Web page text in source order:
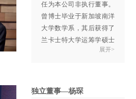
周先生毕业于同济大学路
桥隧道建设专业。彼为一
名高级工程师。
深会员。唐教授热心参与
香港公共服务，现时为香
港廉政公署社区关系市民
咨询委员会主席。自2012
年起担任中国人民政治协
专业管理学会咨询顾问委
任为本公司非执行董事。
曾博士毕业于新加坡南洋
大学数学系，其后获得了
兰卡士特大学运筹学硕士
学位和曼彻斯特大学管理
学工商管理硕士课程主任
展开>
独立董事—杨琛